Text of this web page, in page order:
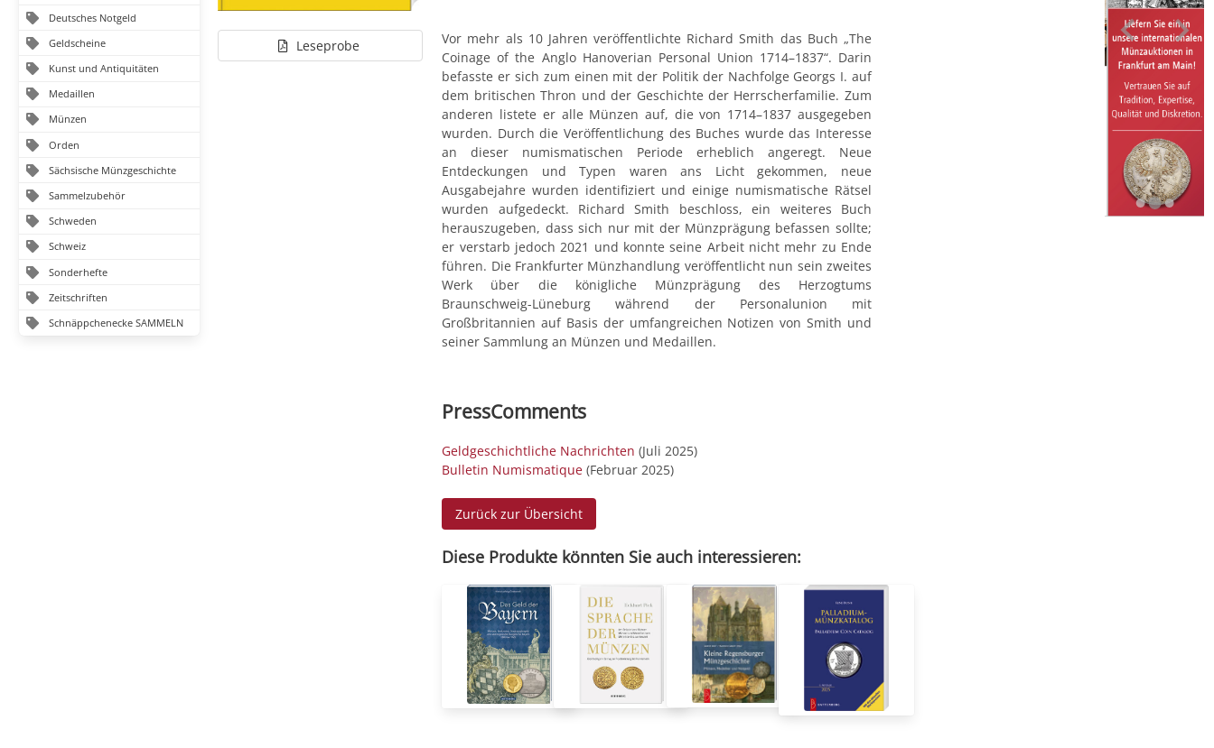
Deutsches Notgeld
Geldscheine
Kunst und Antiquitäten
Medaillen
Münzen
Orden
Sächsische Münzgeschichte
Sammelzubehör
Schweden
Schweiz
Sonderhefte
Zeitschriften
Schnäppchenecke SAMMELN
Leseprobe
Vor mehr als 10 Jahren veröffentlichte Richard Smith das Buch „The
Coinage of the Anglo Hanoverian Personal Union 1714–1837“. Darin
befasste er sich zum einen mit der Politik der Nachfolge Georgs I. auf
dem britischen Thron und der Geschichte der Herrscherfamilie. Zum
anderen listete er alle Münzen auf, die von 1714–1837 ausgegeben
wurden. Durch die Veröffentlichung des Buches wurde das Interesse
an dieser numismatischen Periode erheblich angeregt. Neue
Entdeckungen und Typen waren ans Licht gekommen, neue
Ausgabejahre wurden identifiziert und einige numismatische Rätsel
wurden aufgedeckt. Richard Smith beschloss, ein weiteres Buch
herauszugeben, dass sich nur mit der Münzprägung befassen sollte;
er verstarb jedoch 2021 und konnte seine Arbeit nicht mehr zu Ende
führen. Die Frankfurter Münzhandlung veröffentlicht nun sein zweites
Werk über die königliche Münzprägung des Herzogtums
Braunschweig-Lüneburg während der Personalunion mit
Großbritannien auf Basis der umfangreichen Notizen von Smith und
seiner Sammlung an Münzen und Medaillen.
PressComments
Geldgeschichtliche Nachrichten (Juli 2025)
Bulletin Numismatique (Februar 2025)
Zurück zur Übersicht
Diese Produkte könnten Sie auch interessieren: